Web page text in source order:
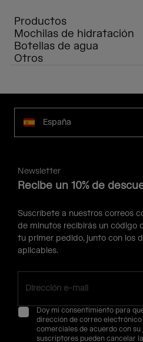
Productos
Mochilas de hidratación
Botellas de agua
Otros
España
Newsletter
Recibe un 10% de
Suscríbete a nuestros correos
de minutos recibirás un código
tu primer pedido, junto con los
aplicables.
Doy mi consentimiento para
dirección de correo electrónico
comerciales de acuerdo con su
suscriptores pueden cancelar